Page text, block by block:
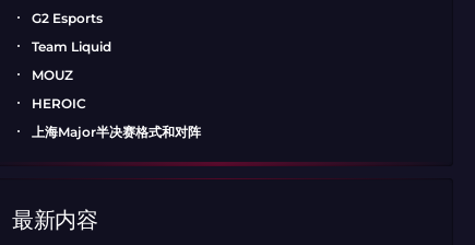
G2 Esports
Team Liquid
MOUZ
HEROIC
上海Major半决赛格式和对阵
最新内容